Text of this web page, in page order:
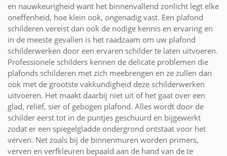
en nauwkeurigheid want het binnenvallend zonlicht legt elke
oneffenheid, hoe klein ook, ongenadig vast. Een plafond
schilderen vereist dan ook de nodige kennis en ervaring en
in de meeste gevallen is het raadzaam om uw plafond
schilderwerken door een ervaren schilder te laten uitvoeren.
Professionele schilders kennen de delicate problemen die
plafonds schilderen met zich meebrengen en ze zullen dan
ook met de grootste vakkundigheid deze schilderwerken
uitvoeren. Het maakt daarbij niet uit of het gaat over een
glad, reliëf, sier of gebogen plafond. Alles wordt door de
schilder eerst tot in de puntjes geschuurd en bijgewerkt
zodat er een spiegelgladde ondergrond ontstaat voor het
verven. Net zoals bij de binnenmuren worden primers,
verven en verfkleuren bepaald aan de hand van de te